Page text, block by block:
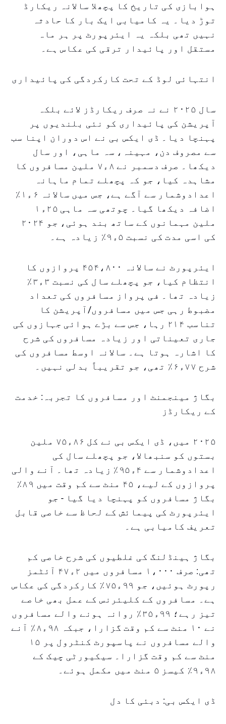
ہوابازی کی تاریخ کا پچھلا سالانہ ریکارڈ
توڑ دیا۔ یہ کامیابی ایک بار کا حادثہ
نہیں تھی بلکہ یہ ایئرپورٹ پر ہر ماہ
مستقل اور پائیدار ترقی کی عکاس ہے۔
انتہائی لوڈ کے تحت کارکردگی کی پائیداری
سال ۲۰۲۵ نے نہ صرف ریکارڈز لائے بلکہ
آپریشن کی پائیداری کو نئی بلندیوں پر
پہنچا دیا۔ ڈی ایکس بی نے اس دوران اپنا سب
سے مصروف دن، مہینہ، سہ ماہی، اور سال
دیکھا۔ صرف دسمبر نے ۸ء۷ ملین مسافروں کا
مشاہدہ کیا، جو کہ پچھلے تمام ماہانہ
اعدادوشمار سے آگے ہے، جس میں سالانہ ۶ء۱٪
اضافہ دیکھا گیا۔ چوتھی سہ ماہی ۲۵ء۱
ملین مہمانوں کے ساتھ بند ہوئی، جو ۲۰۲۴
کی اسی مدت کی نسبت ۵ء۹٪ زیادہ ہے۔
ایئرپورٹ نے سالانہ ۴۵۴،۸۰۰ پروازوں کا
انتظام کیا، جو پچھلے سال کی نسبت ۳ء۳٪
زیادہ تھا۔ فی پرواز مسافروں کی تعداد
مضبوط رہی جس میں مسافروں/آپریشن کا
تناسب ۲۱۴ رہا، جس سے بڑے ہوائی جہازوں کی
جاری تعیناتی اور زیادہ مسافروں کی شرح
کا اشارہ ہوتا ہے۔ سالانہ اوسط مسافروں کی
شرح ۷۷ء۶٪ تھی، جو تقریباً بدلی نہیں۔
بگاژ مینجمنٹ اور مسافروں کا تجربہ: خدمت
کے ریکارڈز
۲۰۲۵ میں، ڈی ایکس بی نے کل ۸۶ء۷۵ ملین
بستوں کو سنبھالا، جو پچھلے سال کی
اعدادوشمار سے ۴ء۹۵٪ زیادہ تھا۔ آنے والی
پروازوں کے لیے، ۴۵ منٹ سے کم وقت میں ۸۹٪
بگاژ مسافروں کو پہنچا دیا گیا - جو
ایئرپورٹ کی پیمائش کے لحاظ سے خاصی قابل
تعریف کامیابی ہے۔
بگاژ ہینڈلنگ کی غلطیوں کی شرح خاصی کم
تھی: صرف ۱،۰۰۰ مسافروں میں ۲ء۴۷ آئٹمز
رپورٹ ہوئیں، جو ۹۹ء۷۵٪ کارکردگی کی عکاس
ہے۔ مسافروں کے کلیئرنس کے عمل بھی خاصے
تیز رہے؛ ۹۹ء۳۵٪ روانہ ہونے والے مسافروں
نے ۱۰ منٹ سے کم وقت گزارا، جبکہ ۹۸ء۸٪ آنے
والے مسافروں نے پاسپورٹ کنٹرول پر ۱۵
منٹ سے کم وقت گزارا۔ سیکیورٹی چیک کے
۹۸ء۹٪ کیسز ۵ منٹ میں مکمل ہوئے۔
ڈی ایکس بی: دبئی کا دل